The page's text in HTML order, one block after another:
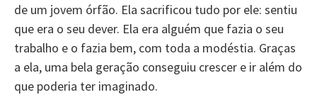
de um jovem órfão. Ela sacrificou tudo por ele: sentiu
que era o seu dever. Ela era alguém que fazia o seu
trabalho e o fazia bem, com toda a modéstia. Graças
a ela, uma bela geração conseguiu crescer e ir além do
que poderia ter imaginado.